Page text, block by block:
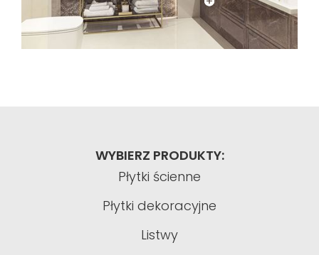
Wnętrze nowoczesnego salonu wypoczynkowego. Na podłodze pokrytej szarym
gresem ustawiono komfortową sofę. Przy ścianie za nią z płytkami Paradyż Palazzo
Crema Połysk ustawiono designerski stolik z doniczką z ozdobną rośliną.
WYBIERZ PRODUKTY:
Płytki ścienne
Płytki dekoracyjne
Listwy